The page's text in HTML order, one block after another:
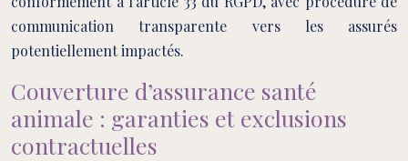
communication transparente vers les assurés
potentiellement impactés.
Couverture d’assurance santé
animale : garanties et exclusions
contractuelles